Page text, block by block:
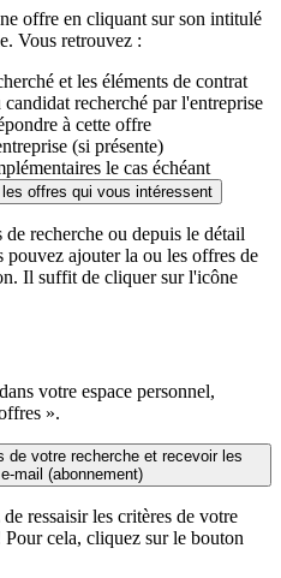
offre en cliquant sur son intitulé
Vous retrouvez :
et les éléments de contrat
recherché par l'entreprise
à cette offre
(si présente)
le cas échéant
offres qui vous intéressent
recherche ou depuis le détail
ajouter la ou les offres de
Il suffit de cliquer sur l'icône
votre espace personnel,
».
de votre recherche et recevoir les
mail (abonnement)
ressaisir les critères de votre
cela, cliquez sur le bouton